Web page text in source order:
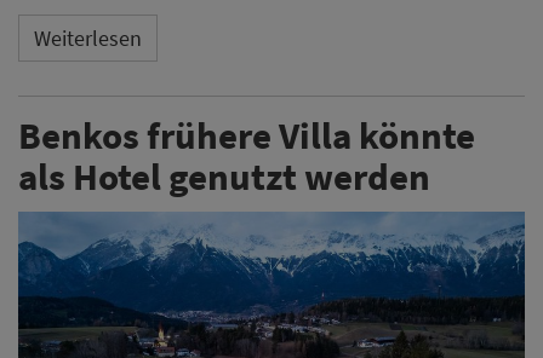
Weiterlesen
Benkos frühere Villa könnte
als Hotel genutzt werden